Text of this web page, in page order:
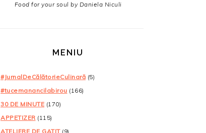
Food for your soul by Daniela Niculi
MENIU
#JurnalDeCălătorieCulinară (5)
#tucemanancilabirou (166)
30 DE MINUTE (170)
APPETIZER (115)
ATELIERE DE GATIT(9)